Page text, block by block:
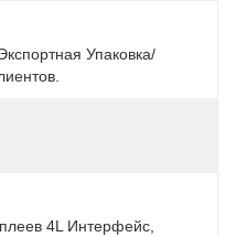
Упаковка/
4L Интерфейс